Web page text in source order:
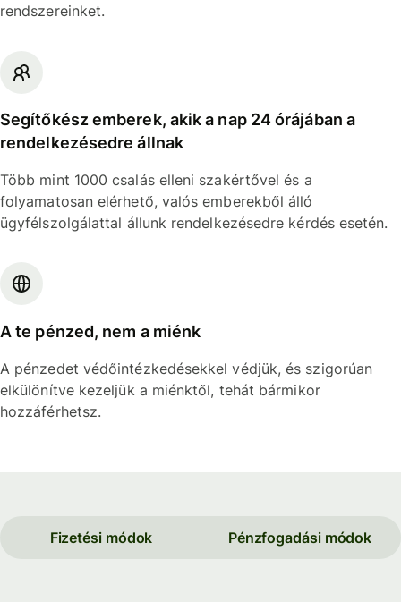
rendszereinket.
Segítőkész emberek, akik a nap 24 órájában a
rendelkezésedre állnak
Több mint 1000 csalás elleni szakértővel és a
folyamatosan elérhető, valós emberekből álló
ügyfélszolgálattal állunk rendelkezésedre kérdés esetén.
A te pénzed, nem a miénk
A pénzedet védőintézkedésekkel védjük, és szigorúan
elkülönítve kezeljük a miénktől, tehát bármikor
hozzáférhetsz.
Fizetési módok Pénzfogadási módok